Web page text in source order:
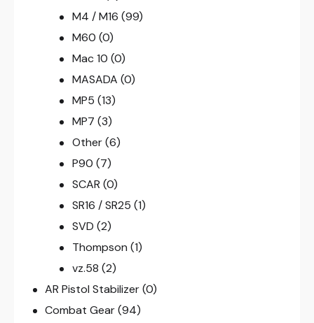
M4 / M16 (99)
M60 (0)
Mac 10 (0)
MASADA (0)
MP5 (13)
MP7 (3)
Other (6)
P90 (7)
SCAR (0)
SR16 / SR25 (1)
SVD (2)
Thompson (1)
vz.58 (2)
AR Pistol Stabilizer(0)
Combat Gear(94)